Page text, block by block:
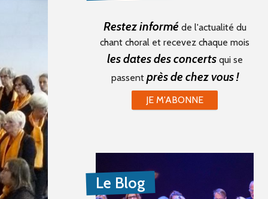
Restez informé de l'actualité du
chant choral et recevez chaque mois
les dates des concertsqui se
passent près de chez vous !
JE M'ABONNE
Le Blog